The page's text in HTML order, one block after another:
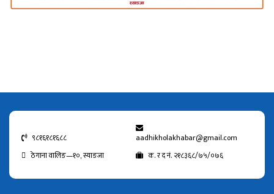
९८१६१८१६८८
aadhikholakhabar@gmail.com
ठेगाना वालिङ—१०, स्याङजा
क. र द नं. २१८३६८/७५/०७६